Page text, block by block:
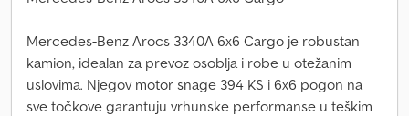
Mercedes-Benz Arocs 3340A 6x6 Cargo je robustan
kamion, idealan za prevoz osoblja i robe u otežanim
uslovima. Njegov motor snage 394 KS i 6x6 pogon na
sve točkove garantuju vrhunske performanse u teškim